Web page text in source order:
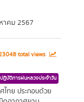
าคม 2567
total views
ปฏิบัติการฝนหลวงประจำวัน
ทย ประกอบด้วย